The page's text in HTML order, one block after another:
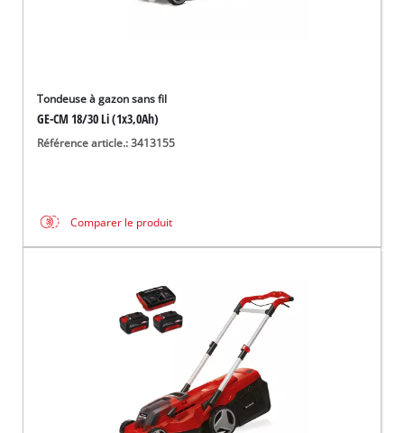
Tondeuse à gazon sans fil
GE-CM 18/30 Li (1x3,0Ah)
Référence article.: 3413155
Comparer le produit